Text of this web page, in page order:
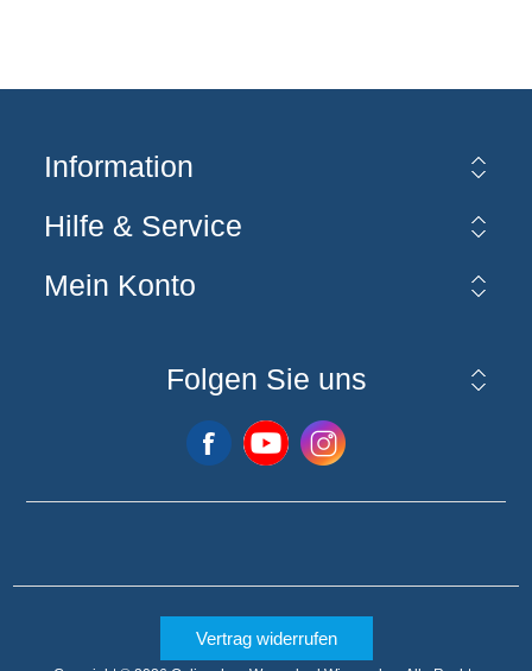
Information
Hilfe & Service
Mein Konto
Folgen Sie uns
Vertrag widerrufen